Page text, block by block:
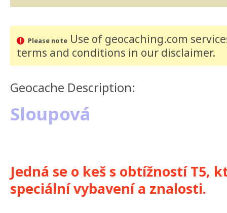
Please noteUse of geocaching.com
terms and conditions in our disclaimer.
Geocache Description:
Sloupová
Jedná se o keš s obtížností T5,
speciální vybavení a znalosti.